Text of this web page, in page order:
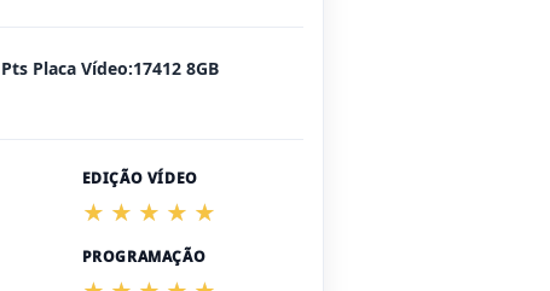
Pts Placa Vídeo:17412 8GB
EDIÇÃO VÍDEO
PROGRAMAÇÃO